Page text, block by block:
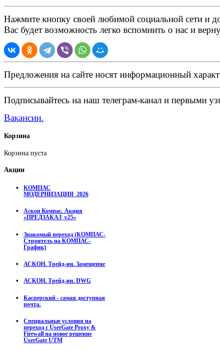
Нажмите кнопку своей любимой социальной сети и
Вас будет возможность легко вспомнить о нас и
Предложения на сайте носят информационный
Подписывайтесь на наш телеграм-канал и первыми
Вакансии.
Корзина
Корзина пуста
Акции
КОМПАС
МОДЕРНИЗАЦИЯ_2026
Аскон Компас. Акция
«ПРЕДЗАКАЗ_v25»
Знакомый переход (КОМПАС-
Строитель на КОМПАС-
График)
АСКОН. Трейд-ин. Замещение
АСКОН. Трейд-ин. DWG
Касперский - самая доступная
почта.
Специальные условия на
переход с UserGate Proxy &
Firewall на новое решение
UserGate UTM